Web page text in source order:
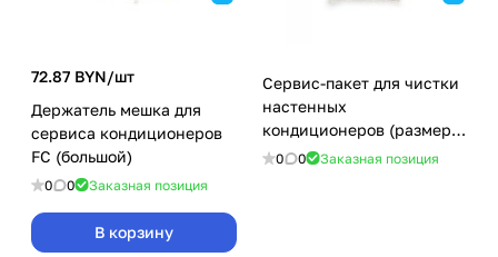
72.87 BYN/шт
Держатель мешка для
сервиса кондиционеров
FC (большой)
0 0 Заказная позиция
В корзину
Сервис-пакет для чистки
настенных
кондиционеров (размер
M 930x450)
0 0 Заказная позиция